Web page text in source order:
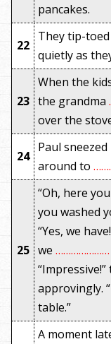
pancakes.
22
They tip-
quietly as
23
When the
the grandma
over the
24
Paul
around to
25
“Oh, here
you washed
“Yes, we
we …………………
approvingly.
table.”
A moment